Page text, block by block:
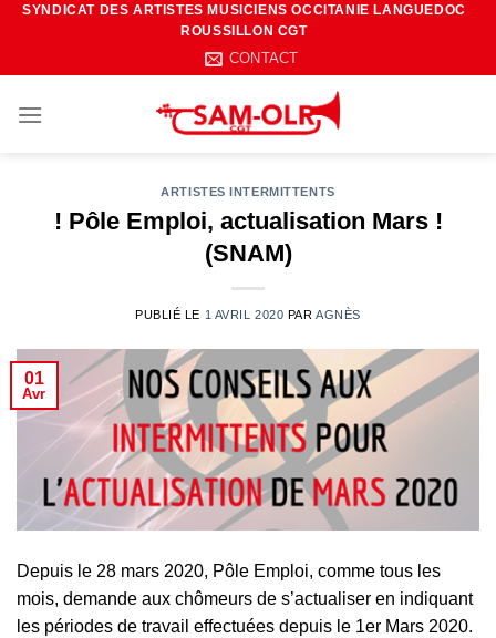
Passer
SYNDICAT DES ARTISTES MUSICIENS OCCITANIE LANGUEDOC
ROUSSILLON CGT
CONTACT
ARTISTES INTERMITTENTS
! Pôle Emploi, actualisation Mars !
(SNAM)
PUBLIÉ LE 1 AVRIL 2020 PARAGNÈS
01
Avr
Depuis le 28 mars 2020, Pôle Emploi, comme tous les
mois, demande aux chômeurs de s’actualiser en indiquant
les périodes de travail effectuées depuis le 1er Mars 2020.